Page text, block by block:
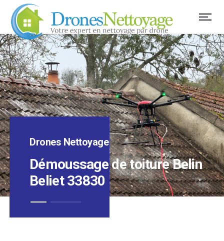
Drones Nettoyage
Démoussage de toiture Belin
Beliet 33830